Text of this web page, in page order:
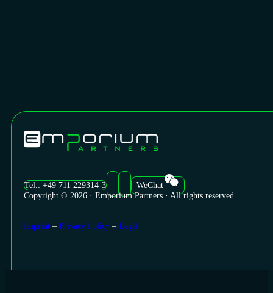
Tel.: +49 711 229314-3
WeChat
Copyright © 2026 · Emporium Partners · All rights reserved.
Imprint – Privacy Policy – Legal